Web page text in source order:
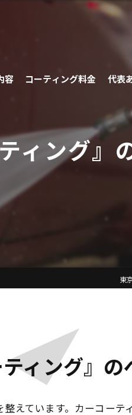
容 コーティング料金 代表
ィング』
東
ィング』の
えています。カーコー